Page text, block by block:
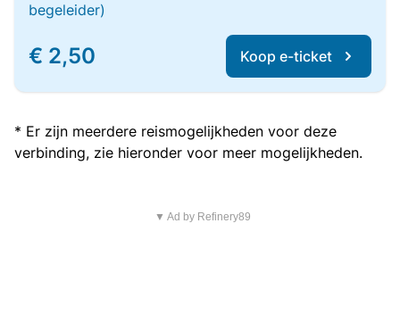
begeleider)
€ 2,50 Koop e-ticket
* Er zijn meerdere reismogelijkheden voor deze
verbinding, zie hieronder voor meer mogelijkheden.
▼ Ad by Refinery89